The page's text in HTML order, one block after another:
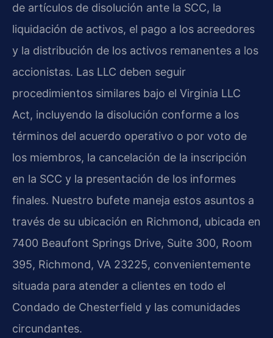
de artículos de disolución ante la SCC, la
liquidación de activos, el pago a los acreedores
y la distribución de los activos remanentes a los
accionistas. Las LLC deben seguir
procedimientos similares bajo el Virginia LLC
Act, incluyendo la disolución conforme a los
términos del acuerdo operativo o por voto de
los miembros, la cancelación de la inscripción
en la SCC y la presentación de los informes
finales. Nuestro bufete maneja estos asuntos a
través de su ubicación en Richmond, ubicada en
7400 Beaufont Springs Drive, Suite 300, Room
395, Richmond, VA 23225, convenientemente
situada para atender a clientes en todo el
Condado de Chesterfield y las comunidades
circundantes.